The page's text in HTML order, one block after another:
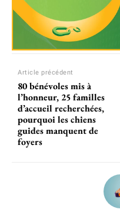
Article précédent
80 bénévoles mis à
l’honneur, 25 familles
d’accueil recherchées,
pourquoi les chiens
guides manquent de
foyers